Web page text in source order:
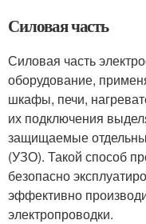
Силовая часть
Силовая часть
оборудование,
шкафы, печи,
их подключения
защищаемые
(УЗО). Такой способ
безопасно
эффективно
электропроводки.